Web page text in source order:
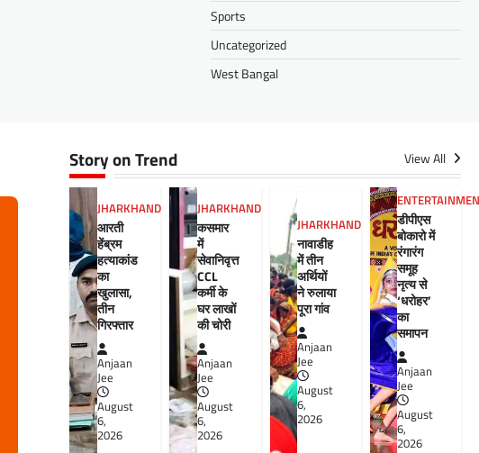
Sports
Uncategorized
West Bangal
Story on Trend View All
JHARKHAND
आरती
हेंब्रम
हत्याकांड
का
खुलासा,
तीन
गिरफ्तार
Anjaan
Jee
August
6,
2026
JHARKHAND
कसमार
में
सेवानिवृत्त
CCL
कर्मी के
घर लाखों
की चोरी
Anjaan
Jee
August
6,
2026
JHARKHAND
नावाडीह
में तीन
अर्थियों
ने रुलाया
पूरा गांव
Anjaan
Jee
August
6,
2026
डीपीएस
बोकारो में
रंगारंग
समूह
नृत्य से
‘धरोहर’
का
समापन
Anjaan
Jee
August
6,
2026